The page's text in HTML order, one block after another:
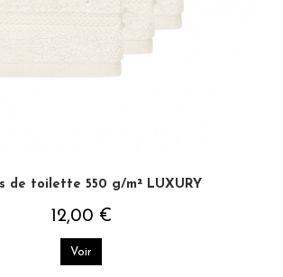
de toilette 550 g/m² LUXURY
12,00 €
Voir